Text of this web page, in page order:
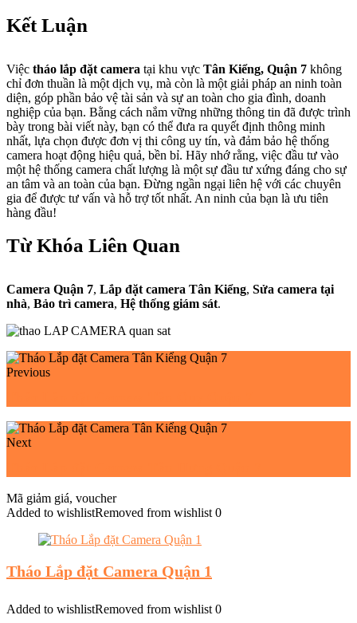
Kết Luận
Việc tháo lắp đặt camera tại khu vực Tân Kiểng, Quận 7 không
chỉ đơn thuần là một dịch vụ, mà còn là một giải pháp an ninh toàn
diện, góp phần bảo vệ tài sản và sự an toàn cho gia đình, doanh
nghiệp của bạn. Bằng cách nắm vững những thông tin đã được trình
bày trong bài viết này, bạn có thể đưa ra quyết định thông minh
nhất, lựa chọn được đơn vị thi công uy tín, và đảm bảo hệ thống
camera hoạt động hiệu quả, bền bỉ. Hãy nhớ rằng, việc đầu tư vào
một hệ thống camera chất lượng là một sự đầu tư xứng đáng cho sự
an tâm và an toàn của bạn. Đừng ngần ngại liên hệ với các chuyên
gia để được tư vấn và hỗ trợ tốt nhất. An ninh của bạn là ưu tiên
hàng đầu!
Từ Khóa Liên Quan
Camera Quận 7, Lắp đặt camera Tân Kiểng, Sửa camera tại
nhà, Bảo trì camera, Hệ thống giám sát.
Previous
Next
Mã giảm giá, voucher
Added to wishlistRemoved from wishlist 0
Tháo Lắp đặt Camera Quận 1
Added to wishlistRemoved from wishlist 0